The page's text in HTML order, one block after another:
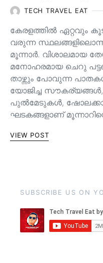
TECH TRAVEL EAT
കേരളത്തിൽ ഏറ്റവും
വരുന്ന
മൂന്നാർ. വിശാലമായ
മനോഹരമായ ചെറു
താഴ്ന്നും പോവുന്ന
യോജിച്ച
പുൽമേടുകൾ,
ഘടകങ്ങളാണ്
VIEW POST
SUBSCRIBE US ON